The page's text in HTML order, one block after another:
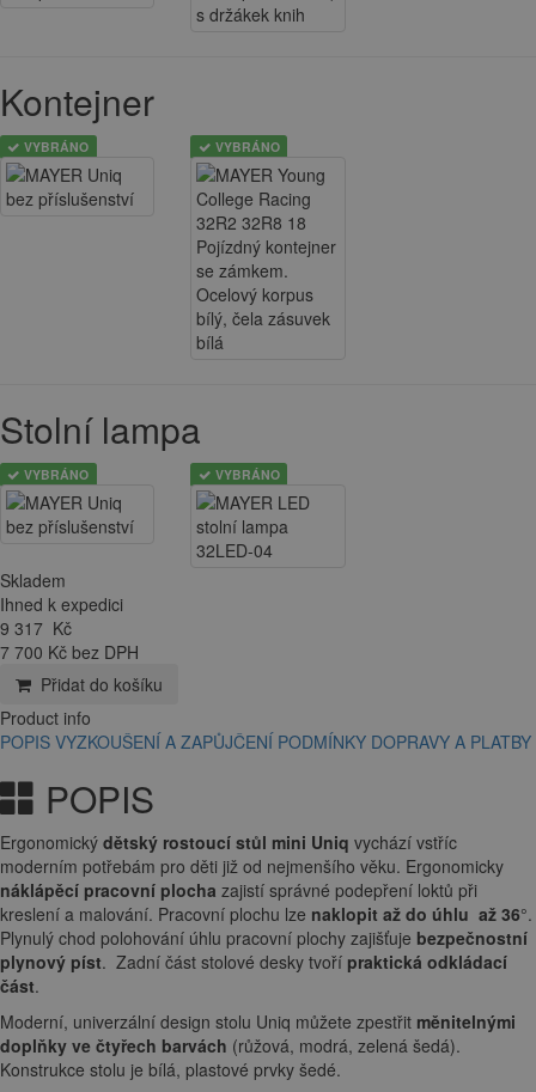
Kontejner
VYBRÁNO VYBRÁNO
Stolní lampa
VYBRÁNO VYBRÁNO
Skladem
Ihned k expedici
9 317 Kč
7 700 Kč bez DPH
Přidat do košíku
Product info
POPIS VYZKOUŠENÍ A ZAPŮJČENÍ PODMÍNKY DOPRAVY A PLATBY
POPIS
Ergonomický dětský rostoucí stůl mini Uniq vychází vstříc
moderním potřebám pro děti již od nejmenšího věku. Ergonomicky
náklápěcí pracovní plocha zajistí správné podepření loktů při
kreslení a malování. Pracovní plochu lze naklopit až do úhlu až 36°.
Plynulý chod polohování úhlu pracovní plochy zajišťuje bezpečnostní
plynový píst. Zadní část stolové desky tvoří praktická odkládací
část.
Moderní, univerzální design stolu Uniq můžete zpestřit měnitelnými
doplňky ve čtyřech barvách (růžová, modrá, zelená šedá).
Konstrukce stolu je bílá, plastové prvky šedé.